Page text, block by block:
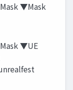
▼Mask
▼UE